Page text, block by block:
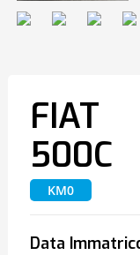
FIAT
500C
KM0
Data